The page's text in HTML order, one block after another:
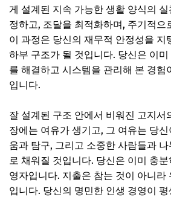
게 설계된 지속 가능한 생활 양식의
정하고, 조달을 최적화하며, 주기적으
이 과정은 당신의 재무적 안정성을 지
하부 구조가 될 것입니다. 당신은 이
를 해결하고 시스템을 관리해 본 경험
입니다.
잘 설계된 구조 안에서 비워진 고지서
장에는 여유가 생기고, 그 여유는 당
움과 탐구, 그리고 소중한 사람들과
로 채워질 것입니다. 당신은 이미 충
영자입니다. 지출은 참는 것이 아니라
입니다. 당신의 명민한 인생 경영이